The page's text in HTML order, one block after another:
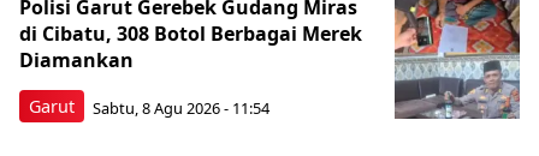
Garut
Polisi Garut Gerebek Gudang Miras
di Cibatu, 308 Botol Berbagai Merek
Diamankan
Sabtu, 8 Agu 2026 - 11:54